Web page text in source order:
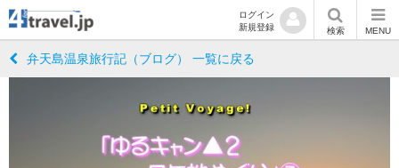
ログイン
新規登録
検索 MENU
弁天島温泉旅行記（ブログ） 一覧に戻る